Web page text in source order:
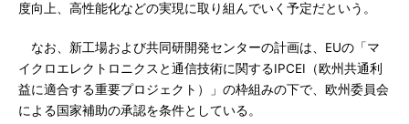
度向上、高性能化などの実現に取り組んでいく予定だという。
なお、新工場および共同研開発センターの計画は、EUの「マ
イクロエレクトロニクスと通信技術に関するIPCEI（欧州共通利
益に適合する重要プロジェクト）」の枠組みの下で、欧州委員会
による国家補助の承認を条件としている。